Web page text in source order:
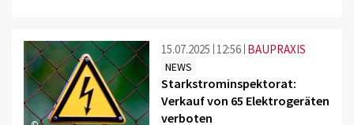
15.07.2025 12:56 BAUPRAXIS
NEWS
Starkstrominspektorat:
Verkauf von 65 Elektrogeräten
verboten